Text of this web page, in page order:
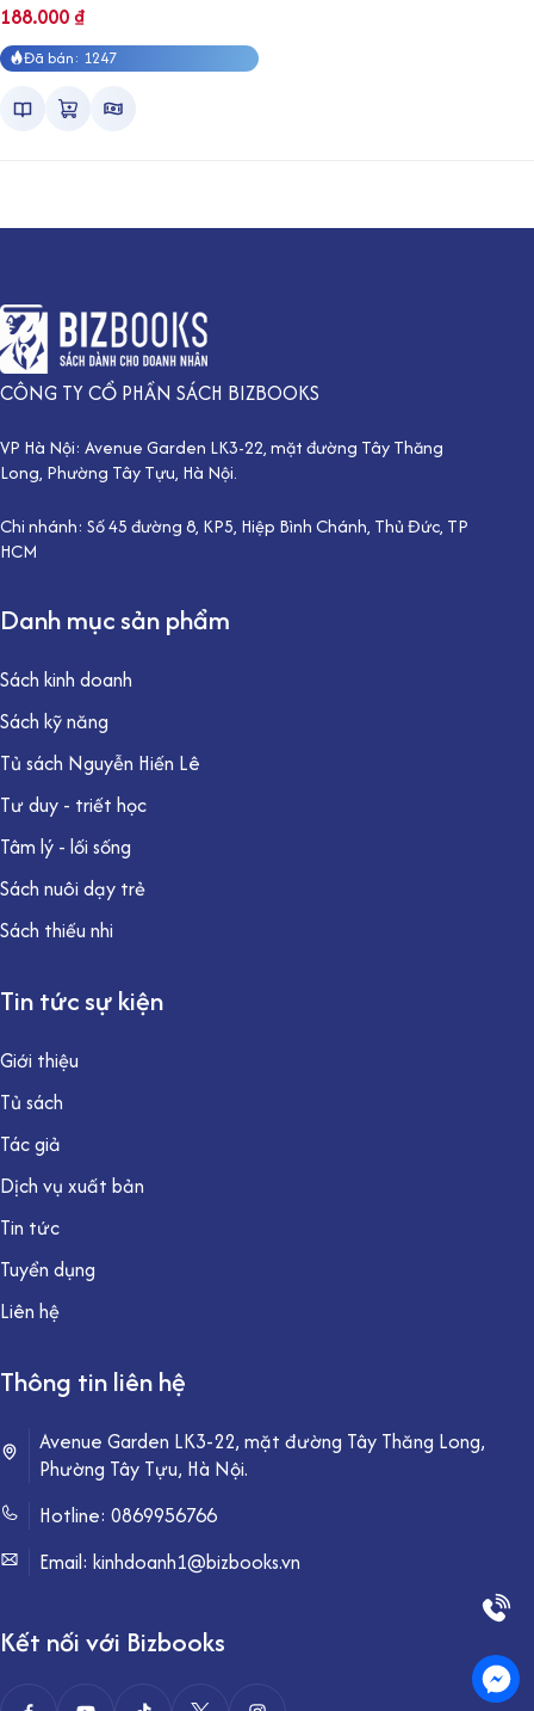
suất lợi nhuận 29% của tập
đoàn Kitanotatsujin
188.000₫
Đã bán: 1247
CÔNG TY CỔ PHẦN SÁCH BIZBOOKS
VP Hà Nội: Avenue Garden LK3-22, mặt đường Tây Thăng
Long, Phường Tây Tựu, Hà Nội.
Chi nhánh: Số 45 đường 8, KP5, Hiệp Bình Chánh, Thủ Đức, TP
HCM
Danh mục sản phẩm
Sách kinh doanh
Sách kỹ năng
Tủ sách Nguyễn Hiến Lê
Tư duy - triết học
Tâm lý - lối sống
Sách nuôi dạy trẻ
Sách thiếu nhi
Tin tức sự kiện
Giới thiệu
Tủ sách
Tác giả
Dịch vụ xuất bản
Tin tức
Tuyển dụng
Liên hệ
Thông tin liên hệ
Avenue Garden LK3-22, mặt đường Tây Thăng Long,
Phường Tây Tựu, Hà Nội.
Hotline: 0869956766
Email: kinhdoanh1@bizbooks.vn
Kết nối với Bizbooks